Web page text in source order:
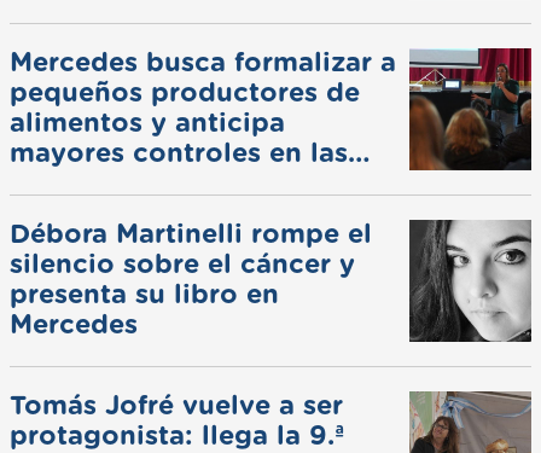
Mercedes busca formalizar a
pequeños productores de
alimentos y anticipa
mayores controles en las
Débora Martinelli rompe el
silencio sobre el cáncer y
presenta su libro en
Mercedes
Tomás Jofré vuelve a ser
protagonista: llega la 9.ª